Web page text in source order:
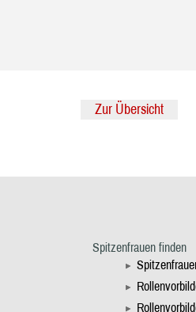
Zur Übersicht
Spitzenfrauen finden